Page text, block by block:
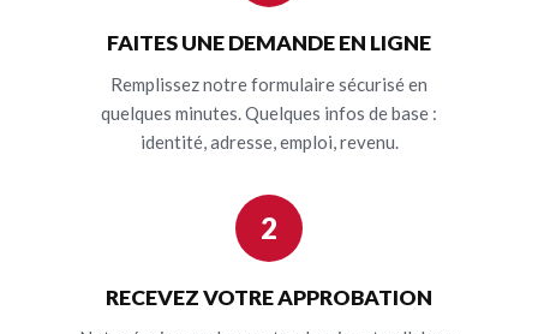
FAITES UNE DEMANDE EN LIGNE
Remplissez notre formulaire sécurisé en
quelques minutes. Quelques infos de base :
identité, adresse, emploi, revenu.
2
RECEVEZ VOTRE APPROBATION